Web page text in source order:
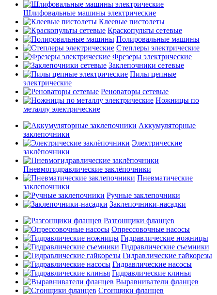
Шлифовальные машины электрические
Клеевые пистолеты
Краскопульты сетевые
Полировальные машины
Степлеры электрические
Фрезеры электрические
Заклепочники сетевые
Пилы цепные
электрические
Реноваторы сетевые
Ножницы по
металлу электрические
Аккумуляторные
заклепочники
Электрические
заклёпочники
Пневмогидравлические заклёпочники
Пневматические
заклепочники
Ручные заклепочники
Заклепочники-насадки
Разгонщики фланцев
Опрессовочные насосы
Гидравлические ножницы
Гидравлические съемники
Гидравлические гайкорезы
Гидравлические насосы
Гидравлические клинья
Выравниватели фланцев
Сгонщики фланцев